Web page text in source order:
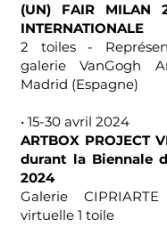
(UN) FAIR MILAN
INTERNATIONALE
2 toiles -
galerie VanGogh
Madrid (Espagne)
• 15-30 avril
ARTBOX PROJECT
durant la Biennale
2024
Galerie
virtuelle 1 toile